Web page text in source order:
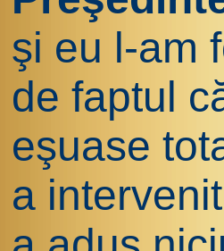
şi eu l-am
de faptul
eşuase
a